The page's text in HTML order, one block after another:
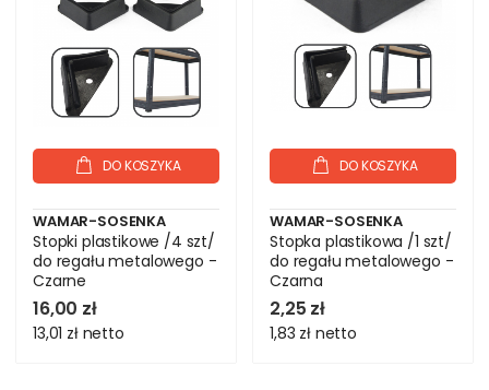
DO KOSZYKA
WAMAR-SOSENKA
Stopki plastikowe /4 szt/
do regału metalowego -
Czarne
16,00 zł
13,01 zł netto
DO KOSZYKA
WAMAR-SOSENKA
Stopka plastikowa /1 szt/
do regału metalowego -
Czarna
2,25 zł
1,83 zł netto